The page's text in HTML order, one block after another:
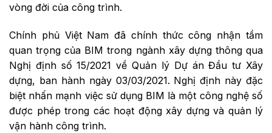
vòng đời của công trình.
Chính phủ Việt Nam đã chính thức công nhận tầm
quan trọng của BIM trong ngành xây dựng thông qua
Nghị định số 15/2021 về Quản lý Dự án Đầu tư Xây
dựng, ban hành ngày 03/03/2021. Nghị định này đặc
biệt nhấn mạnh việc sử dụng BIM là một công nghệ số
được phép trong các hoạt động xây dựng và quản lý
vận hành công trình.